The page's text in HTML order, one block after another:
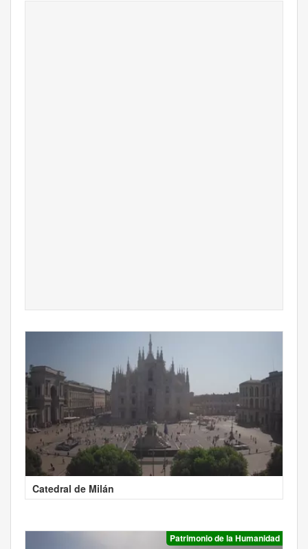
Catedral de Milán
Patrimonio de la Humanidad